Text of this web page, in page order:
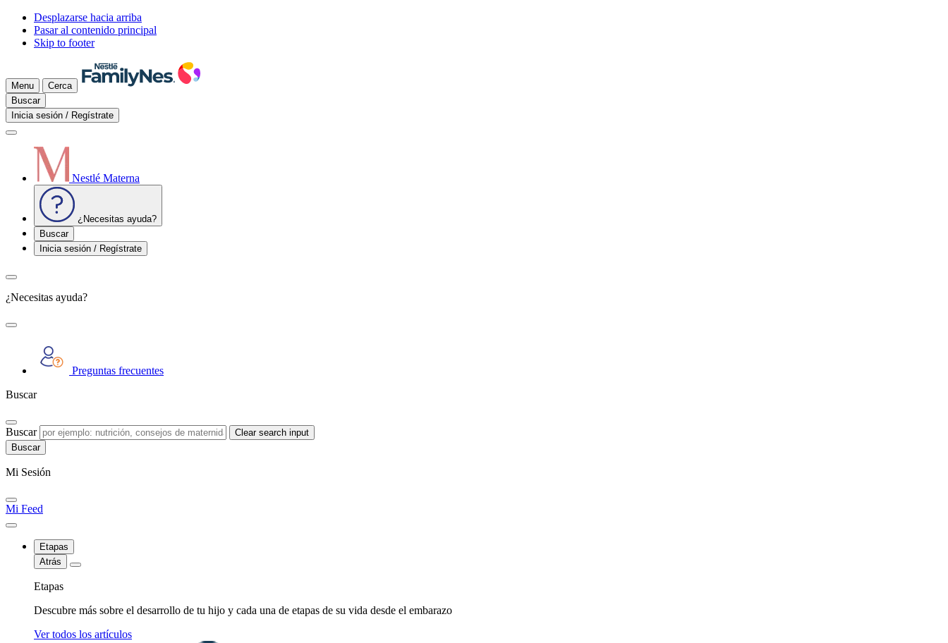
Desplazarse hacia arriba
Pasar al contenido principal
Skip to footer
Menu
Cerca
Buscar
Inicia sesión / Regístrate
Nestlé Materna
¿Necesitas ayuda?
Buscar
Inicia sesión / Regístrate
¿Necesitas ayuda?
Preguntas frecuentes
Buscar
Buscar Clear search input
Mi Sesión
Mi Feed
Etapas
Atrás
Etapas
Descubre más sobre el desarrollo de tu hijo y cada una de etapas de su vida desde el embarazo
Ver todos los artículos